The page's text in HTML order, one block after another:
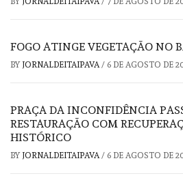
FOGO ATINGE VEGETAÇÃO NO
BY JORNALDEITAIPAVA / 6 DE AGOSTO DE
PRAÇA DA INCONFIDÊNCIA
RESTAURAÇÃO COM
HISTÓRICO
BY JORNALDEITAIPAVA / 6 DE AGOSTO DE